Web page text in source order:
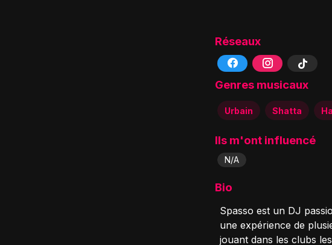
Réseaux
Genres musicaux
Urbain Shatta
Ils m'ont influencé
N/A
Bio
Spasso est un DJ
une expérience de
jouant dans les clubs